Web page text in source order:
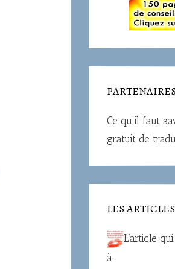
Ce qu’il faut
gratuit de
LES
L’article
à…